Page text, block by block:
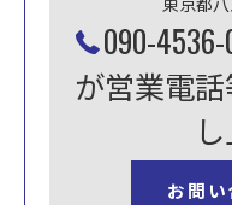
090-
が営業電
お問